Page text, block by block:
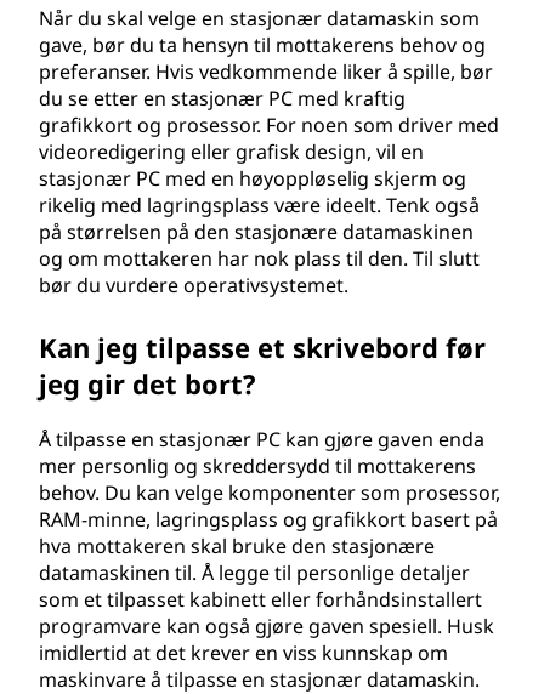
Når du skal velge en stasjonær datamaskin som
gave, bør du ta hensyn til mottakerens behov og
preferanser. Hvis vedkommende liker å spille, bør
du se etter en stasjonær PC med kraftig
grafikkort og prosessor. For noen som driver med
videoredigering eller grafisk design, vil en
stasjonær PC med en høyoppløselig skjerm og
rikelig med lagringsplass være ideelt. Tenk også
på størrelsen på den stasjonære datamaskinen
og om mottakeren har nok plass til den. Til slutt
bør du vurdere operativsystemet.
Kan jeg tilpasse et skrivebord før
jeg gir det bort?
Å tilpasse en stasjonær PC kan gjøre gaven enda
mer personlig og skreddersydd til mottakerens
behov. Du kan velge komponenter som prosessor,
RAM-minne, lagringsplass og grafikkort basert på
hva mottakeren skal bruke den stasjonære
datamaskinen til. Å legge til personlige detaljer
som et tilpasset kabinett eller forhåndsinstallert
programvare kan også gjøre gaven spesiell. Husk
imidlertid at det krever en viss kunnskap om
maskinvare å tilpasse en stasjonær datamaskin.